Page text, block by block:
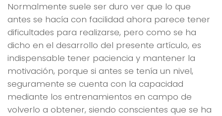
Normalmente suele ser duro ver que lo que
antes se hacía con facilidad ahora parece tener
dificultades para realizarse, pero como se ha
dicho en el desarrollo del presente artículo, es
indispensable tener paciencia y mantener la
motivación, porque si antes se tenía un nivel,
seguramente se cuenta con la capacidad
mediante los entrenamientos en campo de
volverlo a obtener, siendo conscientes que se ha